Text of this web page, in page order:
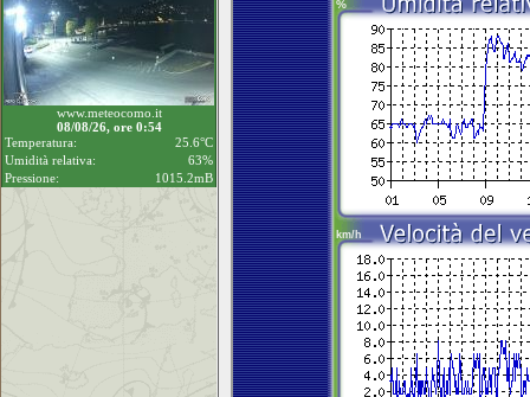
www.meteocomo.it
08/08/26, ore 0:54
Temperatura:
25.6°C
Umidità relativa:
63%
Pressione:
1015.2mB